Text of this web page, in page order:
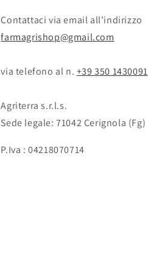
Contattaci via email all'indirizzo
farmagrishop@gmail.com
via telefono al n. ‭‭ +39 350 1430091
Agriterra s.r.l.s.
Sede legale: 71042 Cerignola (Fg)
P.Iva : 04218070714